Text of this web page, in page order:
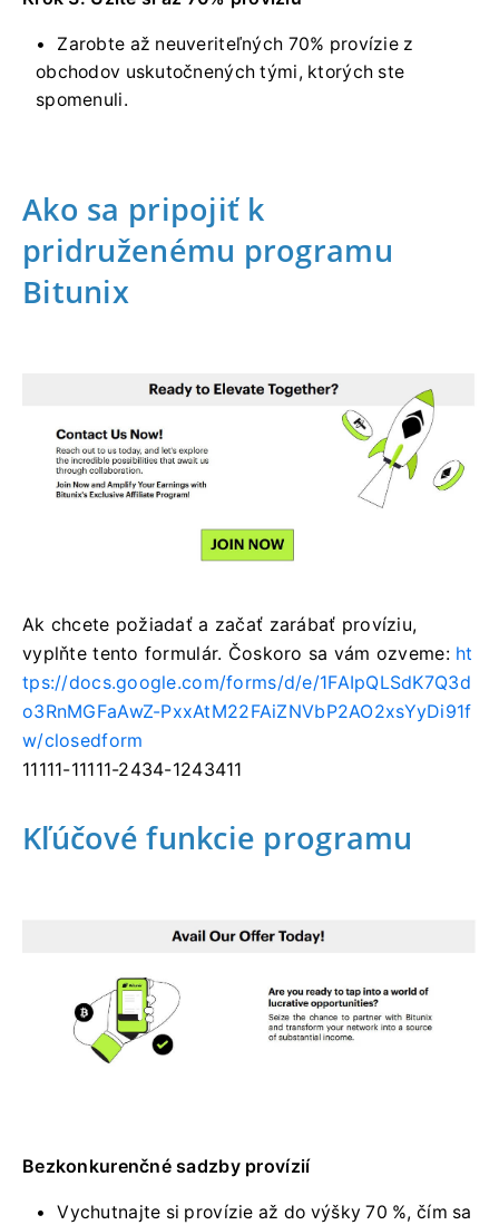
Zarobte až neuveriteľných 70% provízie z
obchodov uskutočnených tými, ktorých ste
spomenuli.
Ako sa pripojiť k
pridruženému programu
Bitunix
Ak chcete požiadať a začať zarábať províziu,
vyplňte tento formulár. Čoskoro sa vám ozveme: ht
tps://docs.google.com/forms/d/e/1FAIpQLSdK7Q3d
o3RnMGFaAwZ-PxxAtM22FAiZNVbP2AO2xsYyDi91f
w/closedform
11111-11111-2434-1243411
Kľúčové funkcie programu
Bezkonkurenčné sadzby provízií
Vychutnajte si provízie až do výšky 70 %, čím sa